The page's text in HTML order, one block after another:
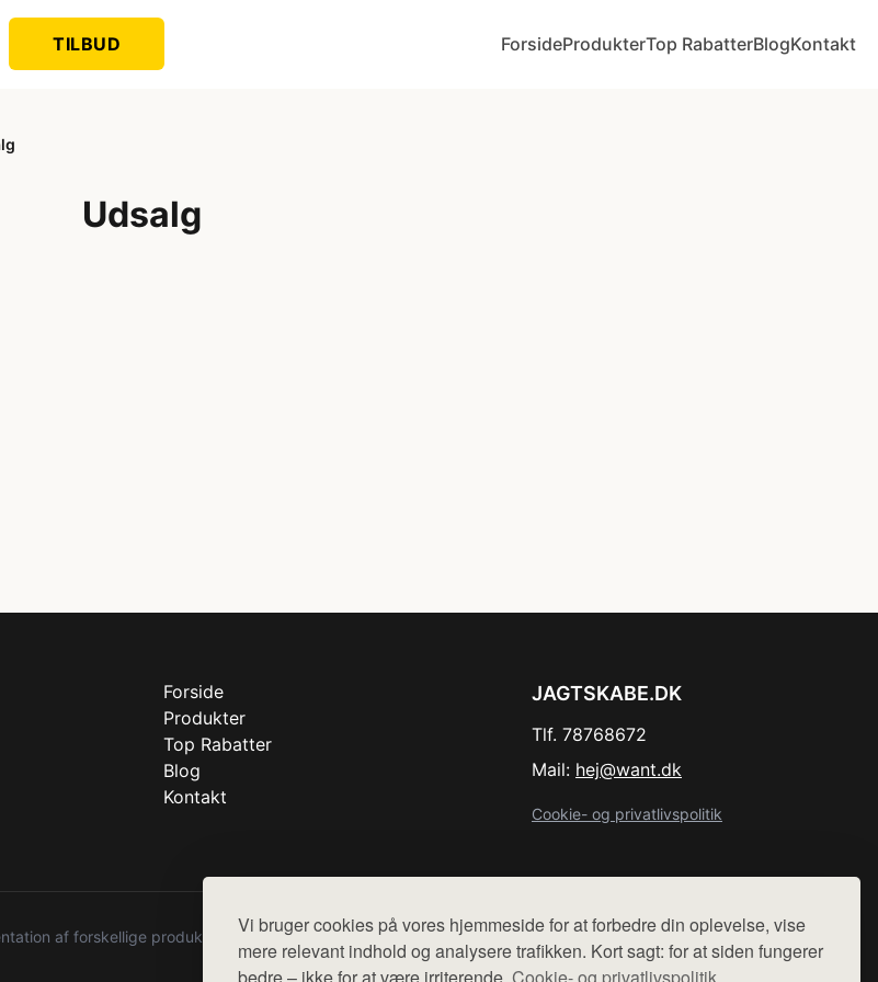
Vi bruger cookies på vores hjemmeside for at forbedre din oplevelse, vise
mere relevant indhold og analysere trafikken. Kort sagt: for at siden fungerer
TILBUD ForsideProdukterTop RabatterBlogKontakt
Udsalg
Forside
Produkter
Top Rabatter
Blog
Kontakt
JAGTSKABE.DK
Tlf. 78768672
Mail: hej@want.dk
Cookie- og privatlivspolitik
af forskellige produkter fra diverse webshops. Der sælges ikke varer fra denne side - vi henviser til de shops,